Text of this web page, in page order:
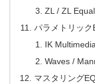
ZL / ZL
パラメトリック
IK
Waves /
マスタリング